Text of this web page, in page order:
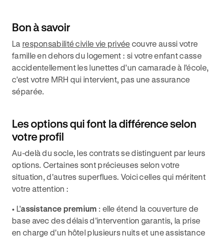
Bon à savoir
La responsabilité civile vie privée couvre aussi votre
famille en dehors du logement : si votre enfant casse
accidentellement les lunettes d'un camarade à l'école,
c'est votre MRH qui intervient, pas une assurance
séparée.
Les options qui font la différence selon
votre profil
Au-delà du socle, les contrats se distinguent par leurs
options. Certaines sont précieuses selon votre
situation, d'autres superflues. Voici celles qui méritent
votre attention :
• L'assistance premium : elle étend la couverture de
base avec des délais d'intervention garantis, la prise
en charge d'un hôtel plusieurs nuits et une assistance